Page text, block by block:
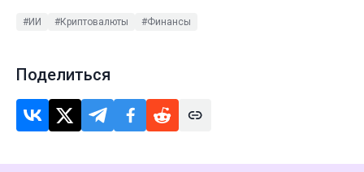
#ИИ #Криптовалюты #Финансы
Поделиться